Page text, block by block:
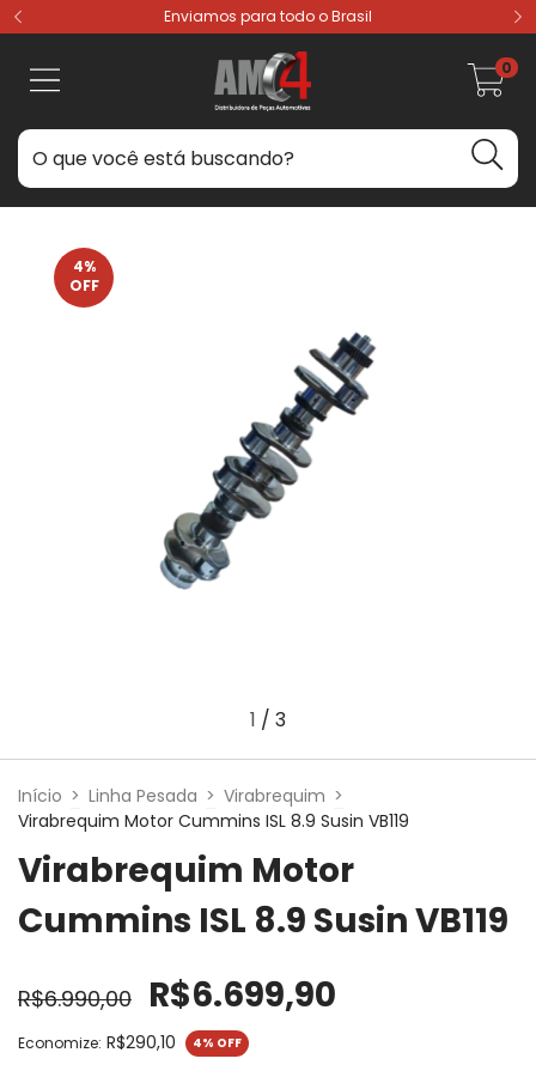
Enviamos para todo o Brasil
0
4%
OFF
1 / 3
Início > Linha Pesada > Virabrequim >
Virabrequim Motor Cummins ISL 8.9 Susin VB119
Virabrequim Motor
Cummins ISL 8.9 Susin VB119
R$6.990,00 R$6.699,90
Economize: R$290,10 4% OFF